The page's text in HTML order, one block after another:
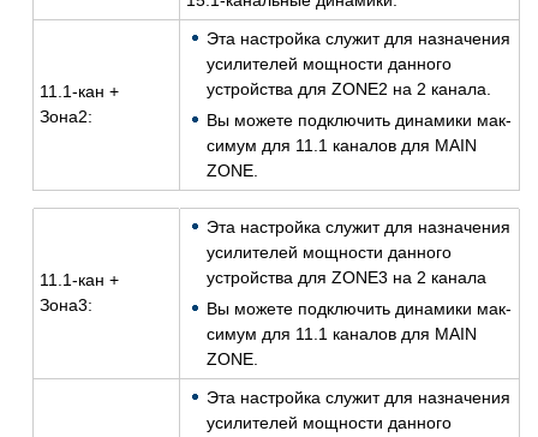
11.1-кан +
Зона2:
Эта на­строй­ка слу­жит для на­зна­че­ния
уси­ли­те­лей мощ­но­сти дан­но­го
устрой­ства для ZONE2 на 2 ка­на­ла.
Вы мо­же­те под­клю­чить ди­на­ми­ки мак­
си­мум для 11.1 ка­на­лов для MAIN
ZONE.
11.1-кан +
Зона3:
Эта на­строй­ка слу­жит для на­зна­че­ния
уси­ли­те­лей мощ­но­сти дан­но­го
устрой­ства для ZONE3 на 2 ка­на­ла
Вы мо­же­те под­клю­чить ди­на­ми­ки мак­
си­мум для 11.1 ка­на­лов для MAIN
ZONE.
Эта на­строй­ка слу­жит для на­зна­че­ния
уси­ли­те­лей мощ­но­сти дан­но­го